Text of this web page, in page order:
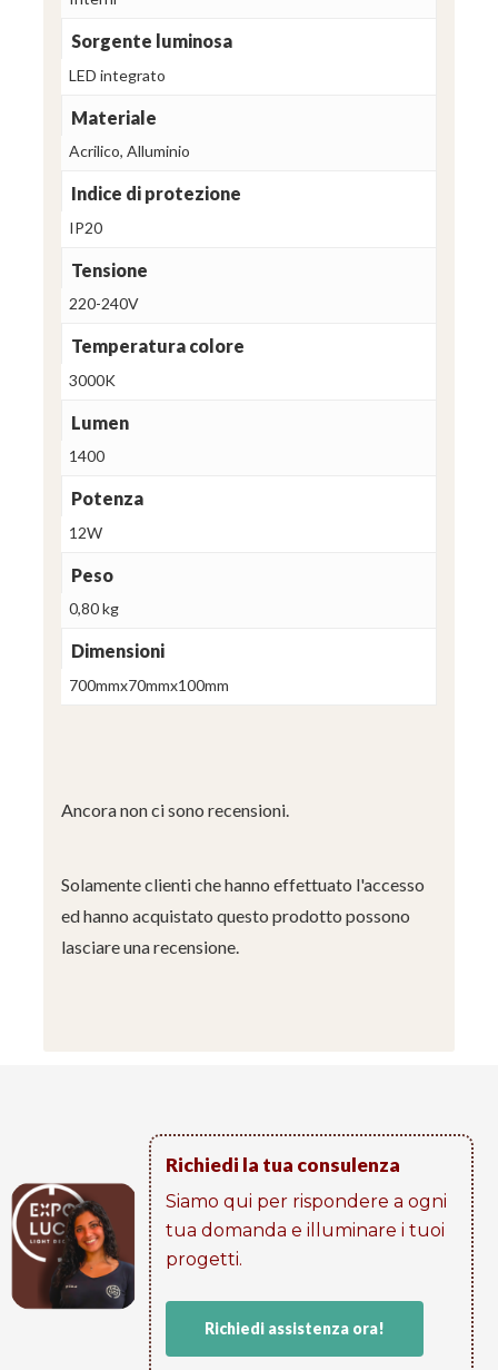
Sorgente luminosa
LED integrato
Materiale
Acrilico, Alluminio
Indice di protezione
IP20
Tensione
220-240V
Temperatura colore
3000K
Lumen
1400
Potenza
12W
Peso
0,80 kg
Dimensioni
700mmx70mmx100mm
Ancora non ci sono recensioni.
Solamente clienti che hanno effettuato l'accesso
ed hanno acquistato questo prodotto possono
lasciare una recensione.
Richiedi la tua consulenza
Siamo qui per rispondere a ogni
tua domanda e illuminare i tuoi
progetti​.
Richiedi assistenza ora!